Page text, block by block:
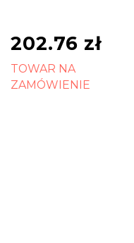
202.76 zł
TOWAR NA
ZAMÓWIENIE